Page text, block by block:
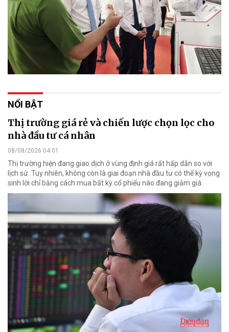
NỔI BẬT
Thị trường giá rẻ và chiến lược chọn lọc cho
nhà đầu tư cá nhân
08/08/2026 04:01
Thị trường hiện đang giao dịch ở vùng định giá rất hấp dẫn so với
lịch sử. Tuy nhiên, không còn là giai đoạn nhà đầu tư có thể kỳ vọng
sinh lời chỉ bằng cách mua bất kỳ cổ phiếu nào đang giảm giá.